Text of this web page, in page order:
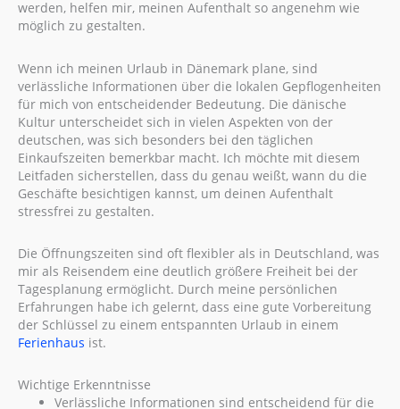
werden, helfen mir, meinen Aufenthalt so angenehm wie
möglich zu gestalten.
Wenn ich meinen Urlaub in Dänemark plane, sind
verlässliche Informationen über die lokalen Gepflogenheiten
für mich von entscheidender Bedeutung. Die dänische
Kultur unterscheidet sich in vielen Aspekten von der
deutschen, was sich besonders bei den täglichen
Einkaufszeiten bemerkbar macht. Ich möchte mit diesem
Leitfaden sicherstellen, dass du genau weißt, wann du die
Geschäfte besichtigen kannst, um deinen Aufenthalt
stressfrei zu gestalten.
Die Öffnungszeiten sind oft flexibler als in Deutschland, was
mir als Reisendem eine deutlich größere Freiheit bei der
Tagesplanung ermöglicht. Durch meine persönlichen
Erfahrungen habe ich gelernt, dass eine gute Vorbereitung
der Schlüssel zu einem entspannten Urlaub in einem
Ferienhaus ist.
Wichtige Erkenntnisse
Verlässliche Informationen sind entscheidend für die